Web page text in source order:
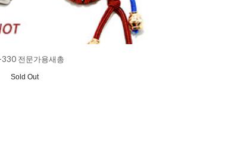
330 전문가용새총
Sold Out